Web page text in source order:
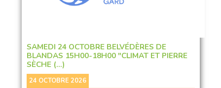
SAMEDI 24 OCTOBRE BELVÉDÈRES DE
BLANDAS 15H00-18H00 "CLIMAT ET PIERRE
SÈCHE (…)
24 OCTOBRE 2026